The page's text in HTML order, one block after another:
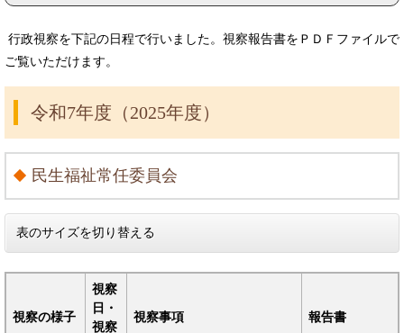
行政視察を下記の日程で行いました。視察報告書をＰＤＦファイルで
ご覧いただけます。
令和7年度（2025年度）
民生福祉常任委員会
表のサイズを切り替える
視察の様子
視察
日・
視察
視察事項 報告書